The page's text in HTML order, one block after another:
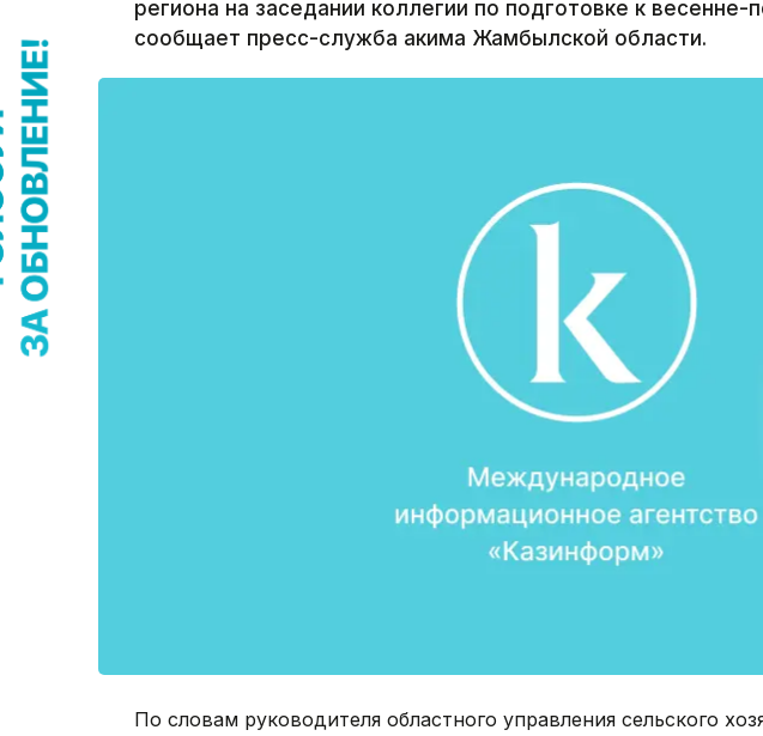
региона на заседании коллегии по подготовке к
сообщает пресс-служба акима Жамбылской области.
По словам руководителя областного управления сельского